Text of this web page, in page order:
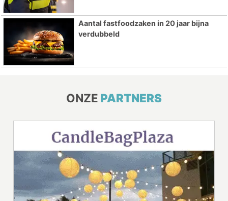
Aantal fastfoodzaken in 20 jaar bijna
verdubbeld
ONZE PARTNERS